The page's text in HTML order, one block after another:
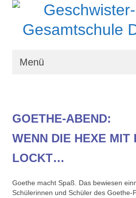
Menü
Kontakt
GOETHE-ABEND:
WENN DIE HEXE MIT
LOCKT…
Goethe macht Spaß. Das bewiesen
Schülerinnen und Schüler des Goethe-